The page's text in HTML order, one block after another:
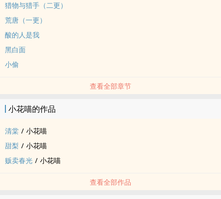
猎物与猎手（二更）
荒唐（一更）
酸的人是我
黑白面
小偷
查看全部章节
小花喵的作品
清棠 / 小花喵
甜梨 / 小花喵
贩卖春光 / 小花喵
查看全部作品